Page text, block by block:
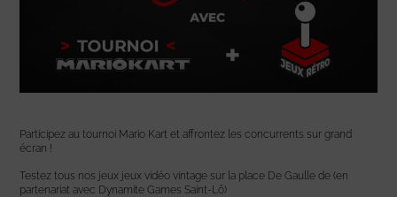
Participez au tournoi Mario Kart et affrontez les concurrents sur grand
écran !
Testez tous nos jeux jeux vidéo vintage sur la place De Gaulle de (en
partenariat avec Dynamite Games Saint-Lô)